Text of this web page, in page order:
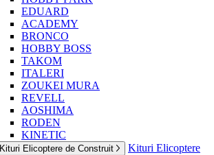
EDUARD
ACADEMY
BRONCO
HOBBY BOSS
TAKOM
ITALERI
ZOUKEI MURA
REVELL
AOSHIMA
RODEN
KINETIC
Kituri Elicoptere de Construit
Kituri Elicoptere